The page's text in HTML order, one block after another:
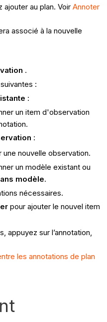
ajouter au plan. Voir Annoter
associé à la nouvelle
.
:
:
un item d'observation
:
nouvelle observation.
un modèle existant ou
modèle.
nécessaires.
pour ajouter le nouvel item
appuyez sur l’annotation,
les annotations de plan